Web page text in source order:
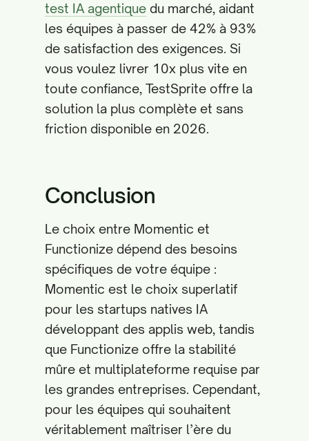
test IA agentique du marché, aidant
les équipes à passer de 42% à 93%
de satisfaction des exigences. Si
vous voulez livrer 10x plus vite en
toute confiance, TestSprite offre la
solution la plus complète et sans
friction disponible en 2026.
Conclusion
Le choix entre Momentic et
Functionize dépend des besoins
spécifiques de votre équipe :
Momentic est le choix superlatif
pour les startups natives IA
développant des applis web, tandis
que Functionize offre la stabilité
mûre et multiplateforme requise par
les grandes entreprises. Cependant,
pour les équipes qui souhaitent
véritablement maîtriser l’ère du